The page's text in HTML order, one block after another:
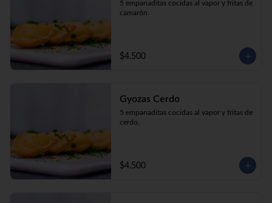
5 empanaditas cocidas al vapor y fritas de
camarón.
$4.500
Gyozas Cerdo
5 empanaditas cocidas al vapor y fritas de
cerdo.
$4.500